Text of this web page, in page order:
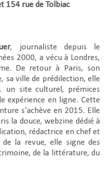
154 rue de Tolbiac
, journaliste depuis le
2000, a vécu à Londres,
De retour à Paris, son
sa ville de prédilection, elle
un site culturel, prémices
expérience en ligne. Cette
s'achève en 2015. Elle
la douce, webzine dédié à
rédactrice en chef et
la revue, elle signe des
de la littérature, du